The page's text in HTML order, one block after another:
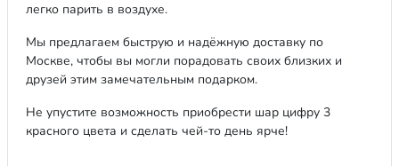
легко парить в воздухе.
Мы предлагаем быструю и надёжную доставку по
Москве, чтобы вы могли порадовать своих близких и
друзей этим замечательным подарком.
Не упустите возможность приобрести шар цифру 3
красного цвета и сделать чей-то день ярче!